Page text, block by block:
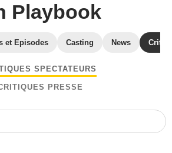
Playbook
et Episodes Casting News
SPECTATEURS
PRESSE